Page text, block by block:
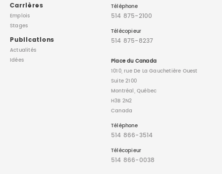
Carrières
Emplois
Stages
Publications
Actualités
Idées
Téléphone
514 875-2100
Télécopieur
514 875-8237
Place du Canada
1010, rue De La Gauchetière Ouest
Suite 2100
Montréal, Québec
H3B 2N2
Canada
Téléphone
514 866-3514
Télécopieur
514 866-0038